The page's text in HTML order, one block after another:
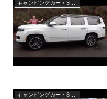
キャンピングカー・SUV人気車種